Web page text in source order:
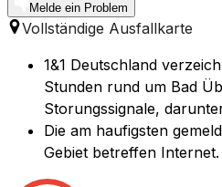
Melde ein Problem
Vollständige Ausfallkarte
1&1 Deutschland
Stunden rund um Bad
Storungssignale,
Die am haufigsten
Gebiet betreffen Internet.